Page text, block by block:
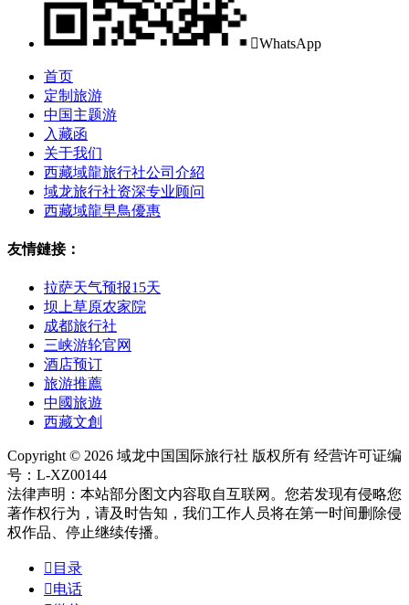
WhatsApp
首页
定制旅游
中国主题游
入藏函
关于我们
西藏域龍旅行社公司介紹
域龙旅行社资深专业顾问
西藏域龍早鳥優惠
友情鏈接：
拉萨天气预报15天
坝上草原农家院
成都旅行社
三峡游轮官网
酒店预订
旅游推薦
中國旅遊
西藏文創
Copyright © 2026 域龙中国国际旅行社 版权所有 经营许可证编
号：L-XZ00144
法律声明：本站部分图文内容取自互联网。您若发现有侵略您
著作权行为，请及时告知，我们工作人员将在第一时间删除侵
权作品、停止继续传播。
 目录
电话